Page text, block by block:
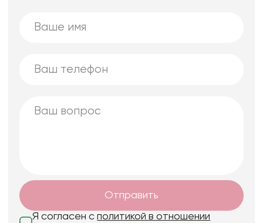
Отправить
Я согласен сполитикой в отношении